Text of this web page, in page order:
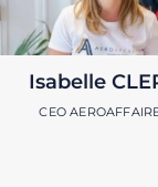
Isabelle
CEO